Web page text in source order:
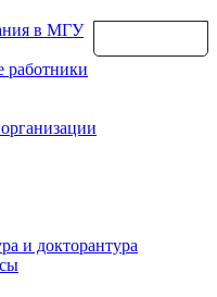
в МГУ
работники
и докторантура